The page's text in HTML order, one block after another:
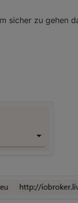
sicher zu gehen